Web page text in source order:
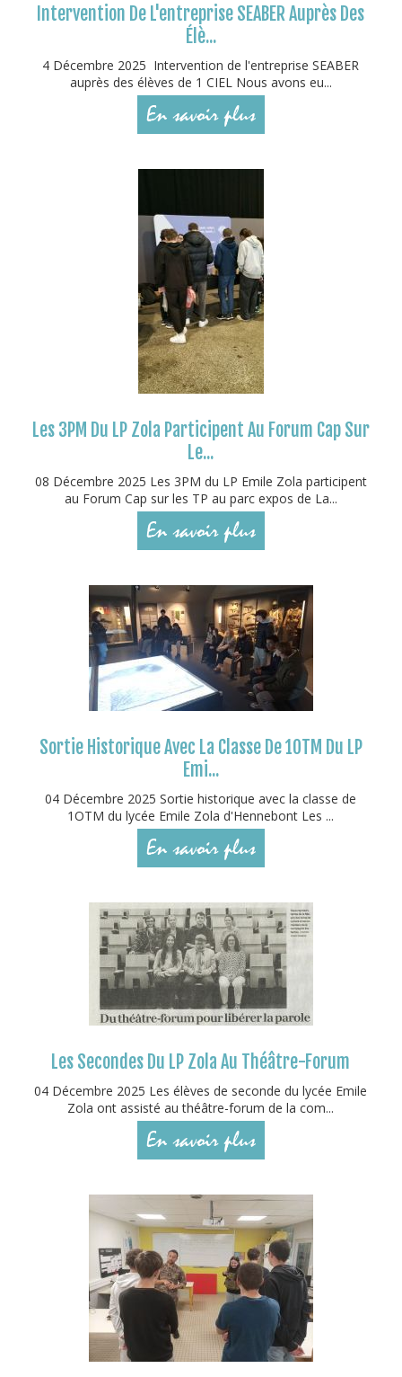
Intervention De L'entreprise SEABER Auprès Des
Élè...
4 Décembre 2025 Intervention de l'entreprise SEABER
auprès des élèves de 1 CIEL Nous avons eu...
En savoir plus
Les 3PM Du LP Zola Participent Au Forum Cap Sur
Le...
08 Décembre 2025 Les 3PM du LP Emile Zola participent
au Forum Cap sur les TP au parc expos de La...
En savoir plus
Sortie Historique Avec La Classe De 1OTM Du LP
Emi...
04 Décembre 2025 Sortie historique avec la classe de
1OTM du lycée Emile Zola d'Hennebont Les ...
En savoir plus
Les Secondes Du LP Zola Au Théâtre-Forum
04 Décembre 2025 Les élèves de seconde du lycée Emile
Zola ont assisté au théâtre-forum de la com...
En savoir plus